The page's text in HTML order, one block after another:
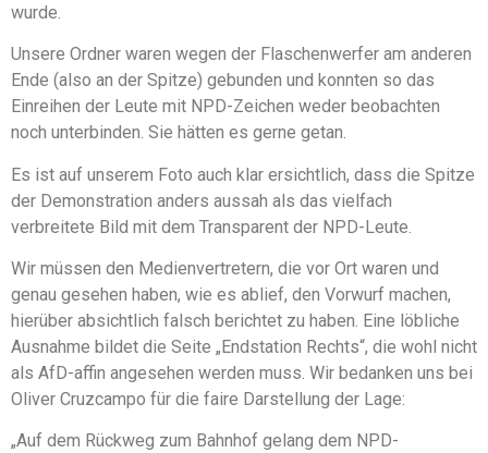
wurde.
Unsere Ordner waren wegen der Flaschenwerfer am anderen
Ende (also an der Spitze) gebunden und konnten so das
Einreihen der Leute mit NPD-Zeichen weder beobachten
noch unterbinden. Sie hätten es gerne getan.
Es ist auf unserem Foto auch klar ersichtlich, dass die Spitze
der Demonstration anders aussah als das vielfach
verbreitete Bild mit dem Transparent der NPD-Leute.
Wir müssen den Medienvertretern, die vor Ort waren und
genau gesehen haben, wie es ablief, den Vorwurf machen,
hierüber absichtlich falsch berichtet zu haben. Eine löbliche
Ausnahme bildet die Seite „Endstation Rechts“, die wohl nicht
als AfD-affin angesehen werden muss. Wir bedanken uns bei
Oliver Cruzcampo für die faire Darstellung der Lage:
„Auf dem Rückweg zum Bahnhof gelang dem NPD-